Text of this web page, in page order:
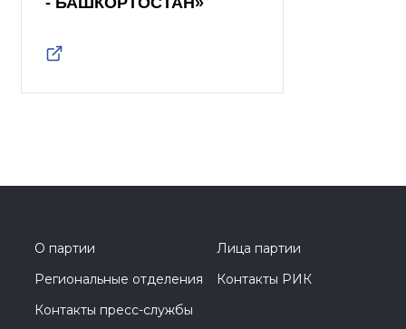
О партии
Лица партии
Региональные отделения
Контакты РИК
Контакты пресс-службы